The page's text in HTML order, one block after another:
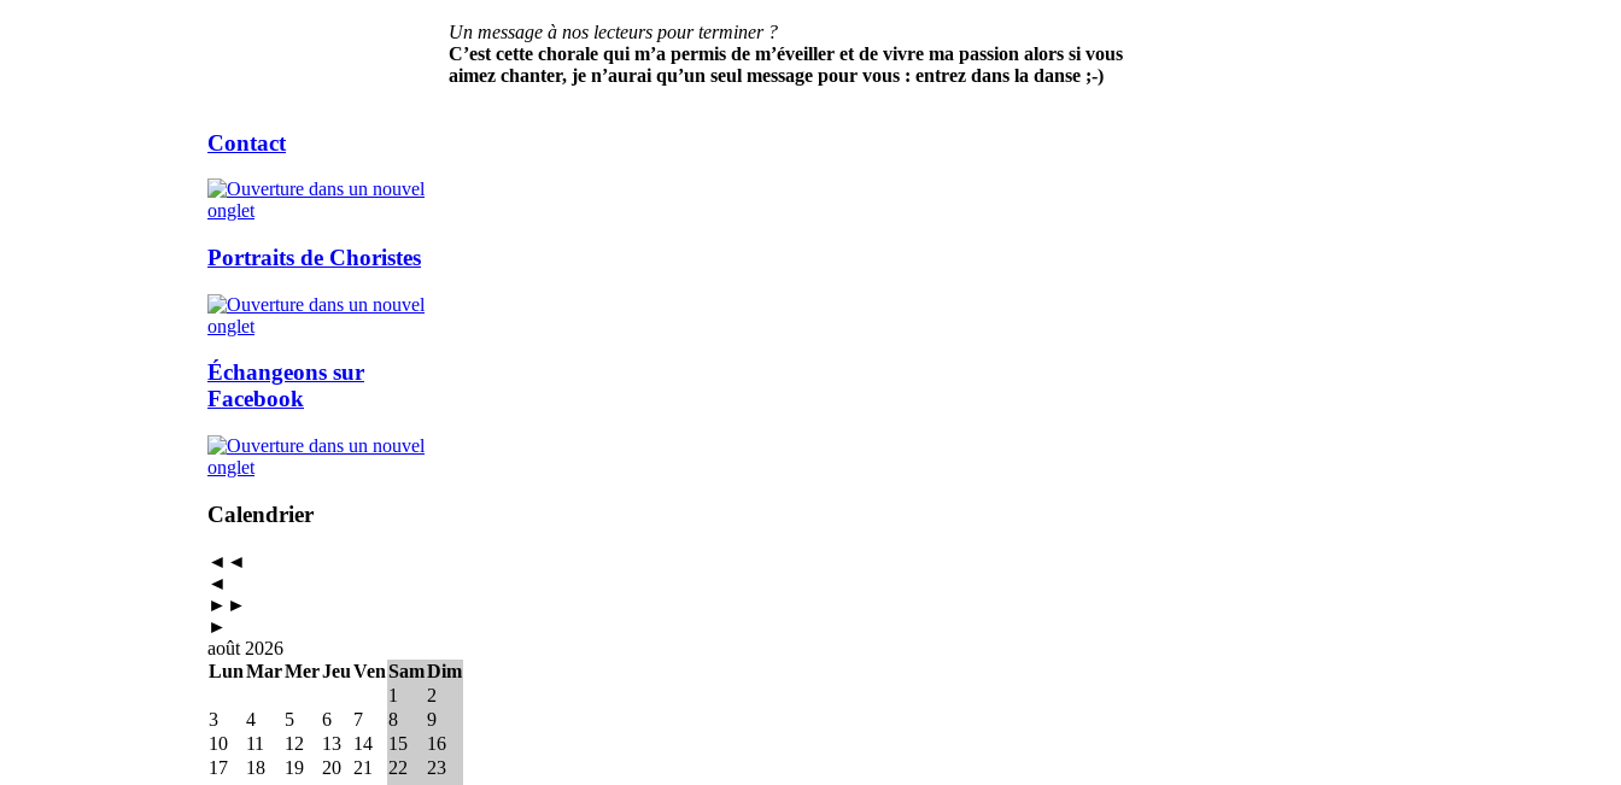
Un message à nos lecteurs pour terminer ?
C’est cette chorale qui m’a permis de m’éveiller et de vivre ma passion alors si vous
aimez chanter, je n’aurai qu’un seul message pour vous : entrez dans la danse ;-)
Contact
Portraits de Choristes
Échangeons sur
Facebook
Calendrier
◄◄
◄
►►
►
août 2026
LunMarMerJeuVenSamDim
1
2
3
4 5 6 7 8
9
10
11 12 13 14 15
16
17
18 19 20 21 22
23